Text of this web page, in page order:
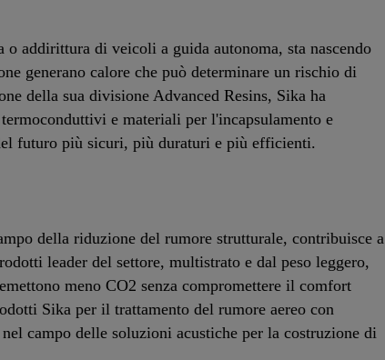
addirittura di veicoli a guida autonoma, sta nascendo
generano calore che può determinare un rischio di
della sua divisione Advanced Resins, Sika ha
e materiali per l'incapsulamento e
futuro più sicuri, più duraturi e più efficienti.
della riduzione del rumore strutturale, contribuisce a
leader del settore, multistrato e dal peso leggero,
meno CO2 senza compromettere il comfort
Sika per il trattamento del rumore aereo con
campo delle soluzioni acustiche per la costruzione di